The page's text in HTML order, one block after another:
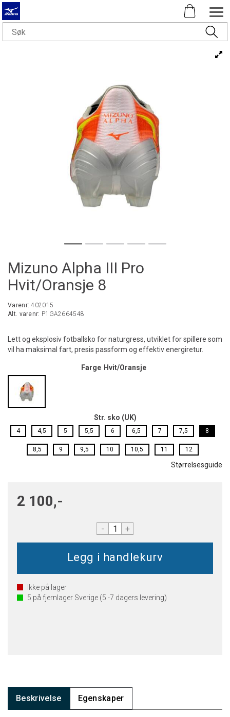
Mizuno Alpha III Pro
Hvit/Oransje 8
Varenr:402015
Alt. varenr: P1GA2664548
Lett og eksplosiv fotballsko for naturgress, utviklet for spillere som
vil ha maksimal fart, presis passform og effektiv energiretur.
Farge Hvit/Oransje
Str. sko (UK)
4 4,5 5 5,5 6 6,5 7 7,5 8
8,5 9 9,5 10 10,5 11 12
Størrelsesguide
2 100,-
- +
Ikke på lager
5 på fjernlager Sverige (5 -7 dagers levering)
Beskrivelse Egenskaper